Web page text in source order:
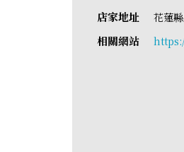
店家地址 花蓮
相關網站